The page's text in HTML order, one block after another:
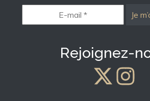
mail
*
Rejoignez-